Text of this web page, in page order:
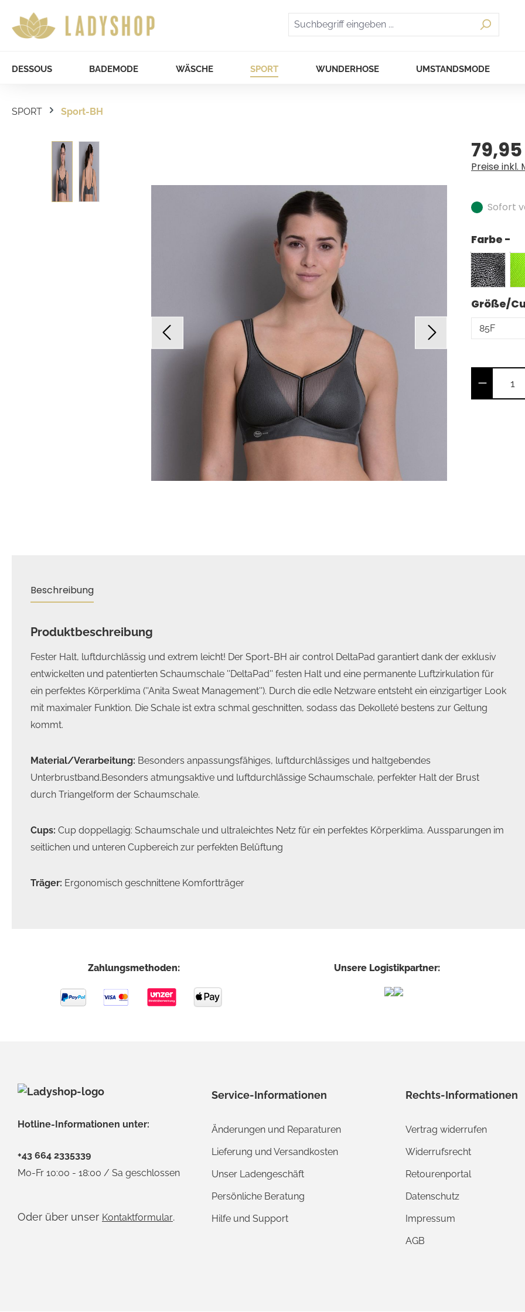
DESSOUS BADEMODE WÄSCHE SPORT WUNDERHOSE UMSTANDSMODE
SPORT Sport-BH
Bildergalerie überspringen Regulärer
Preise inkl.
Sofort
Farbe -
Größe/
Beschreibung
Produktbeschreibung
Fester Halt, luftdurchlässig und extrem leicht! Der Sport-BH air control DeltaPad garantiert dank der exklusiv
entwickelten und patentierten Schaumschale ''DeltaPad'' festen Halt und eine permanente Luftzirkulation für
ein perfektes Körperklima (''Anita Sweat Management''). Durch die edle Netzware entsteht ein einzigartiger Look
mit maximaler Funktion. Die Schale ist extra schmal geschnitten, sodass das Dekolleté bestens zur Geltung
kommt.
Material/Verarbeitung: Besonders anpassungsfähiges, luftdurchlässiges und haltgebendes
Unterbrustband.Besonders atmungsaktive und luftdurchlässige Schaumschale, perfekter Halt der Brust
durch Triangelform der Schaumschale.
Cups: Cup doppellagig: Schaumschale und ultraleichtes Netz für ein perfektes Körperklima. Aussparungen im
seitlichen und unteren Cupbereich zur perfekten Belüftung
Träger: Ergonomisch geschnittene Komfortträger
Zahlungsmethoden: Unsere Logistikpartner:
Hotline-Informationen unter:
+43 664 2335339
Mo-Fr 10:00 - 18:00 / Sa geschlossen
Oder über unser Kontaktformular.
Service-Informationen
Änderungen und Reparaturen
Lieferung und Versandkosten
Unser Ladengeschäft
Persönliche Beratung
Hilfe und Support
Rechts-Informationen
Vertrag widerrufen
Widerrufsrecht
Retourenportal
Datenschutz
Impressum
AGB